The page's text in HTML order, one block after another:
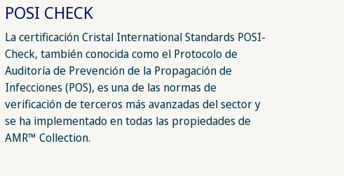
POSI CHECK
La certificación Cristal International Standards POSI-
Check, también conocida como el Protocolo de
Auditoría de Prevención de la Propagación de
Infecciones (POS), es una de las normas de
verificación de terceros más avanzadas del sector y
se ha implementado en todas las propiedades de
AMR™ Collection.